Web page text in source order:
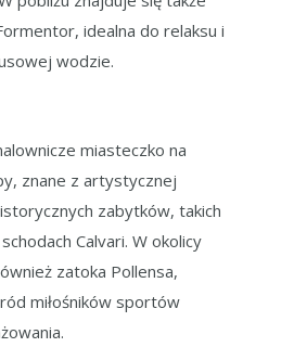
idealna do relaksu i
wodzie.
miasteczko na
znane z artystycznej
zabytków, takich
schodach Calvari. W okolicy
zatoka Pollensa,
miłośników sportów